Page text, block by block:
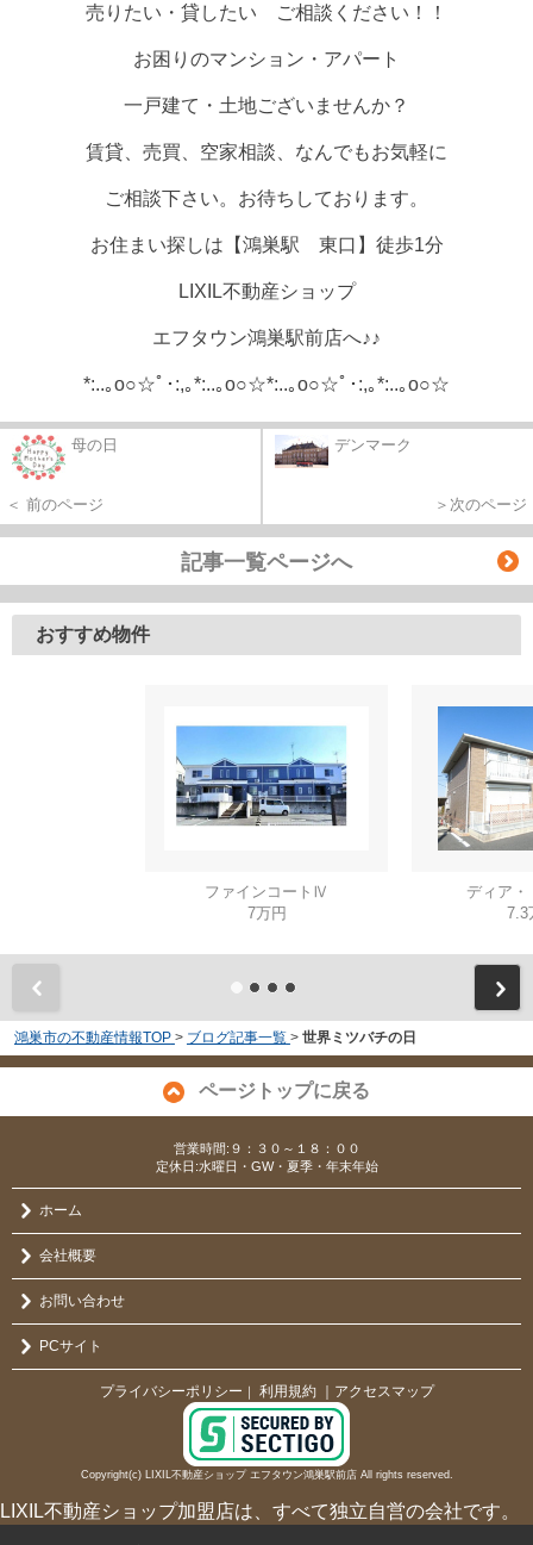
売りたい・貸したい ご相談ください！！
お困りのマンション・アパート
一戸建て・土地ございませんか？
賃貸、売買、空家相談、なんでもお気軽に
ご相談下さい。お待ちしております。
お住まい探しは【鴻巣駅 東口】徒歩1分
LIXIL不動産ショップ
エフタウン鴻巣駅前店へ♪♪
*:..｡o○☆ﾟ･:,｡*:..｡o○☆*:..｡o○☆ﾟ･:,｡*:..｡o○☆
母の日
＜ 前のページ
デンマーク
＞次のページ
記事一覧ページへ
おすすめ物件
ファインコートⅣ
7万円
ディア・
7.3
鴻巣市の不動産情報TOP > ブログ記事一覧 > 世界ミツバチの日
ページトップに戻る
営業時間:９：３０～１８：００
定休日:水曜日・GW・夏季・年末年始
ホーム
会社概要
お問い合わせ
PCサイト
プライバシーポリシー ｜ 利用規約 ｜アクセスマップ
Copyright(c) LIXIL不動産ショップ エフタウン鴻巣駅前店 All rights reserved.
LIXIL不動産ショップ加盟店は、すべて独立自営の会社です。